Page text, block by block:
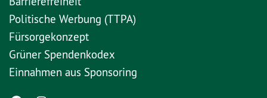
Politische Werbung (TTPA)
Fürsorgekonzept
Grüner Spendenkodex
Einnahmen aus Sponsoring